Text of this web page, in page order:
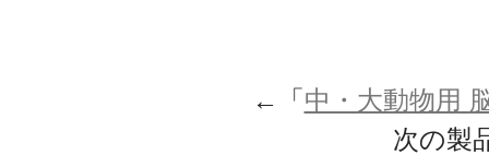
←「 中・大動物用
次の製